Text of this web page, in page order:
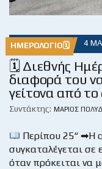
ΗΜΕΡΟΛΌΓΙΟ🗓 4
🗓 Διεθνής
διαφορά του
γείτονα από
Συντάκτης: ΜΆΡΙΟΣ
Περίπου 25“ ➡Η
συγκαταλέγεται σε
όταν πρόκειται να